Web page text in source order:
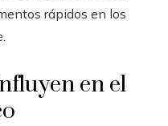
rápidos en los
en el